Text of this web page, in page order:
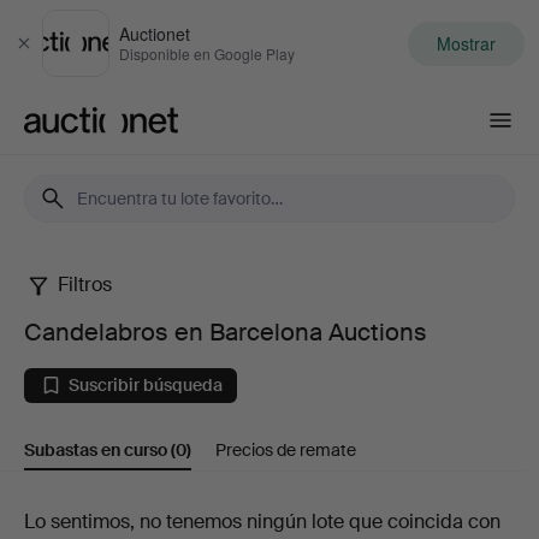
Cerrar
Auctionet
Disponible en Google Play Mostrar
Candelabros
en
Barcelona
Auctions
Filtros
Candelabros en Barcelona Auctions
Suscribir búsqueda
Subastas en curso(0) Precios de remate
Subastas
Lo sentimos, no tenemos ningún lote que coincida con